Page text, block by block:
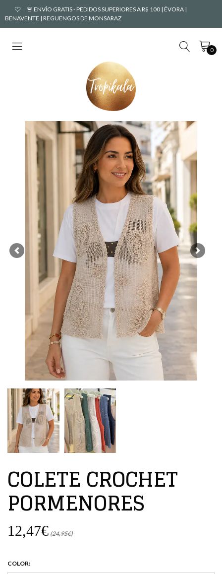
🚨 ENVÍO GRATIS - PEDIDOS SUPERIORES A R$ 100 | ÉVORA |
BENAVENTE | REGUENGOS DE MONSARAZ
0
Previous Next
COLETE CROCHET
PORMENORES
12,47€ (24,95€)
COLOR: